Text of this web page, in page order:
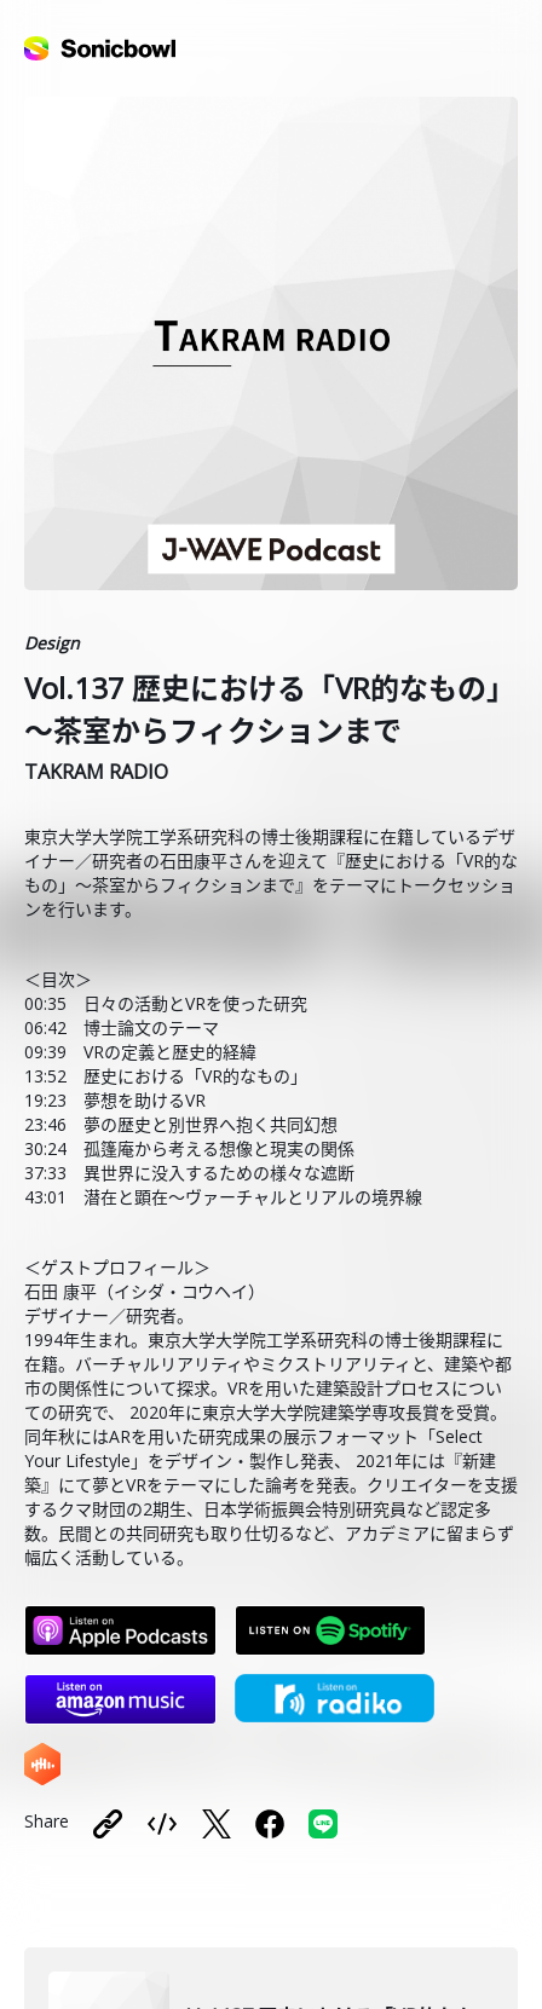
Design
Vol.137 歴史における「VR的なもの」
～茶室からフィクションまで
TAKRAM RADIO
東京大学大学院工学系研究科の博士後期課程に在籍しているデザ
イナー／研究者の石田康平さんを迎えて『歴史における「VR的な
もの」～茶室からフィクションまで』をテーマにトークセッショ
ンを行います。
＜目次＞
00:35 日々の活動とVRを使った研究
06:42 博士論文のテーマ
09:39 VRの定義と歴史的経緯
13:52 歴史における「VR的なもの」
19:23 夢想を助けるVR
23:46 夢の歴史と別世界へ抱く共同幻想
30:24 孤篷庵から考える想像と現実の関係
37:33 異世界に没入するための様々な遮断
43:01 潜在と顕在～ヴァーチャルとリアルの境界線
＜ゲストプロフィール＞
石田 康平（イシダ・コウヘイ）
デザイナー／研究者。
1994年生まれ。東京大学大学院工学系研究科の博士後期課程に
在籍。バーチャルリアリティやミクストリアリティと、建築や都
市の関係性について探求。VRを用いた建築設計プロセスについ
ての研究で、 2020年に東京大学大学院建築学専攻長賞を受賞。
同年秋にはARを用いた研究成果の展示フォーマット「Select
Your Lifestyle」をデザイン・製作し発表、 2021年には『新建
築』にて夢とVRをテーマにした論考を発表。クリエイターを支援
するクマ財団の2期生、日本学術振興会特別研究員など認定多
数。民間との共同研究も取り仕切るなど、アカデミアに留まらず
幅広く活動している。
Share